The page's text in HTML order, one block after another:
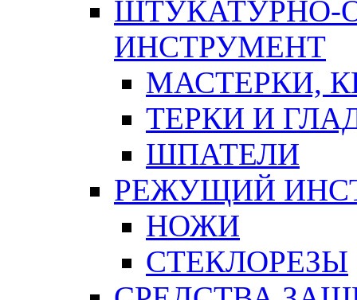
ШТУКАТУРНО-
ИНСТРУМЕНТ
МАСТЕРКИ,
ТЕРКИ И
ШПАТЕЛИ
РЕЖУЩИЙ
НОЖИ
СТЕКЛОРЕЗЫ